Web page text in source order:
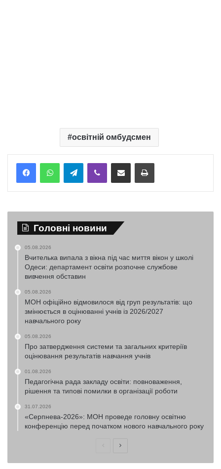
освітній омбудсмен
TelegramViber Надіслати електронною поштоюНадрукувати
Головні новини
05.08.2026
Вчителька випала з вікна під час миття вікон у школі
Одеси: департамент освіти розпочне службове
вивчення обставин
05.08.2026
МОН офіційно відмовилося від груп результатів: що
змінюється в оцінюванні учнів із 2026/2027
навчального року
05.08.2026
Про затвердження системи та загальних критеріїв
оцінювання результатів навчання учнів
01.08.2026
Педагогічна рада закладу освіти: повноваження,
рішення та типові помилки в організації роботи
31.07.2026
«Серпнева-2026»: МОН проведе головну освітню
конференцію перед початком нового навчального року
ПопередняНаступна